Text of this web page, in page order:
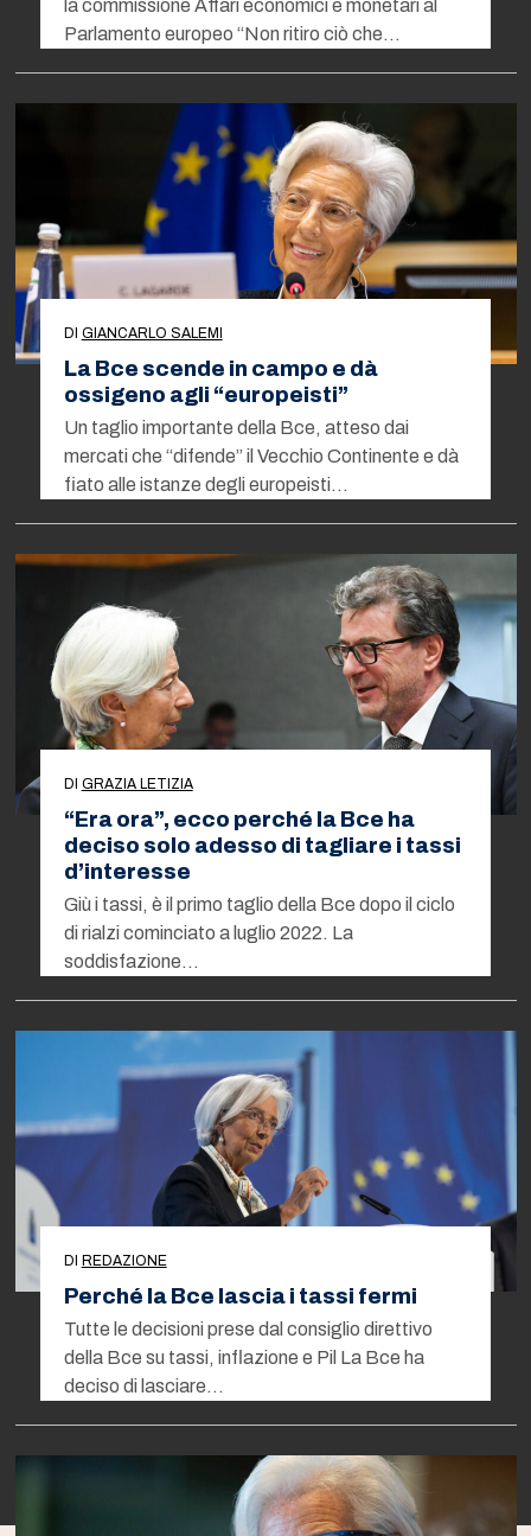
la commissione Affari economici e monetari al
Parlamento europeo “Non ritiro ciò che…
DI GIANCARLO SALEMI
La Bce scende in campo e dà
ossigeno agli “europeisti”
Un taglio importante della Bce, atteso dai
mercati che “difende” il Vecchio Continente e dà
fiato alle istanze degli europeisti…
DI GRAZIA LETIZIA
“Era ora”, ecco perché la Bce ha
deciso solo adesso di tagliare i tassi
d’interesse
Giù i tassi, è il primo taglio della Bce dopo il ciclo
di rialzi cominciato a luglio 2022. La
soddisfazione…
DI REDAZIONE
Perché la Bce lascia i tassi fermi
Tutte le decisioni prese dal consiglio direttivo
della Bce su tassi, inflazione e Pil La Bce ha
deciso di lasciare…